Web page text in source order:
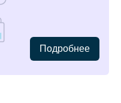
Подробнее